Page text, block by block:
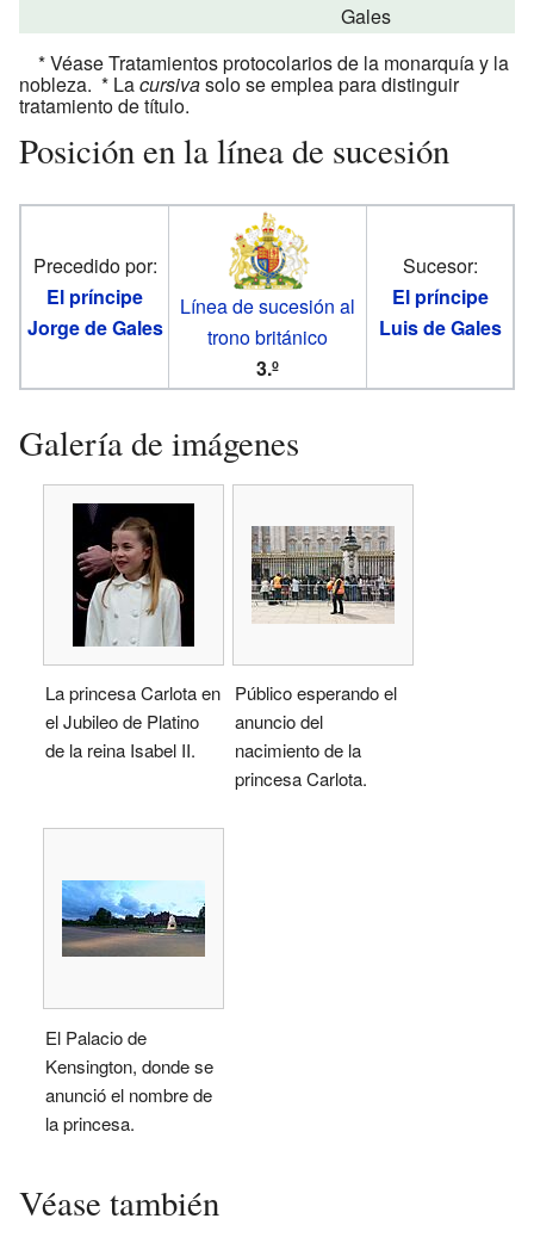
Gales
* Véase Tratamientos protocolarios de la monarquía y la
nobleza. * Lacursivasolo se emplea para distinguir
tratamiento de título.
Posición en la línea de sucesión
Precedido por:
El príncipe
Jorge de Gales
Línea de sucesión al
trono británico
3.º
Sucesor:
El príncipe
Luis de Gales
Galería de imágenes
La princesa Carlota en
el Jubileo de Platino
de la reina Isabel II.
Público esperando el
anuncio del
nacimiento de la
princesa Carlota.
El Palacio de
Kensington, donde se
anunció el nombre de
la princesa.
Véase también